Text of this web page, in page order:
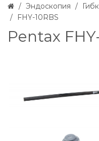
Эндоскопия
FHY-10RBS
Pentax